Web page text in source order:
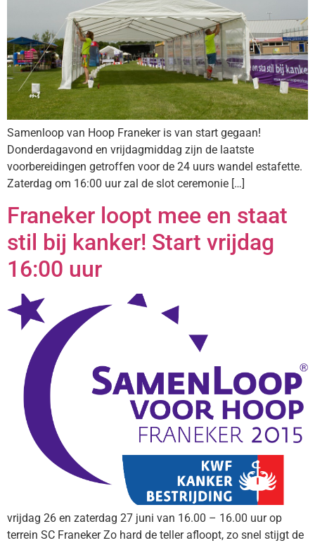
Samenloop van Hoop Franeker is van start gegaan!
Donderdagavond en vrijdagmiddag zijn de laatste
voorbereidingen getroffen voor de 24 uurs wandel estafette.
Zaterdag om 16:00 uur zal de slot ceremonie […]
Franeker loopt mee en staat
stil bij kanker! Start vrijdag
16:00 uur
vrijdag 26 en zaterdag 27 juni van 16.00 – 16.00 uur op
terrein SC Franeker Zo hard de teller afloopt, zo snel stijgt de